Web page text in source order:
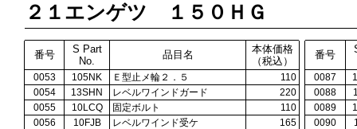
２１エンゲツ １５０ＨＧ
番号
S Part
No.
品目名
本体価格
（税込）
番号
0053 105NK Ｅ型止メ輪２．５ 110 0087
0054
13SHN レベルワインドガード 220 0088
0055
10LCQ 固定ボルト 110 0089
0056
10FJB レベルワインド受ケ 165 0090